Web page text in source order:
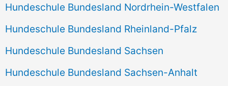
Hundeschule Bundesland Nordrhein-Westfalen
Hundeschule Bundesland Rheinland-Pfalz
Hundeschule Bundesland Sachsen
Hundeschule Bundesland Sachsen-Anhalt